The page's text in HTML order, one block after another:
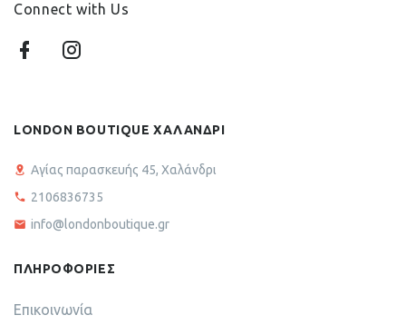
Connect with Us
LONDON BOUTIQUE ΧΑΛΑΝΔΡΙ
Αγίας παρασκευής 45, Χαλάνδρι
2106836735
info@londonboutique.gr
ΠΛΗΡΟΦΟΡΙΕΣ
Επικοινωνία